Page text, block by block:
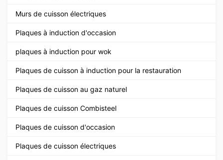
Murs de cuisson électriques
Plaques à induction d'occasion
plaques à induction pour wok
Plaques de cuisson à induction pour la restauration
Plaques de cuisson au gaz naturel
Plaques de cuisson Combisteel
Plaques de cuisson d'occasion
Plaques de cuisson électriques